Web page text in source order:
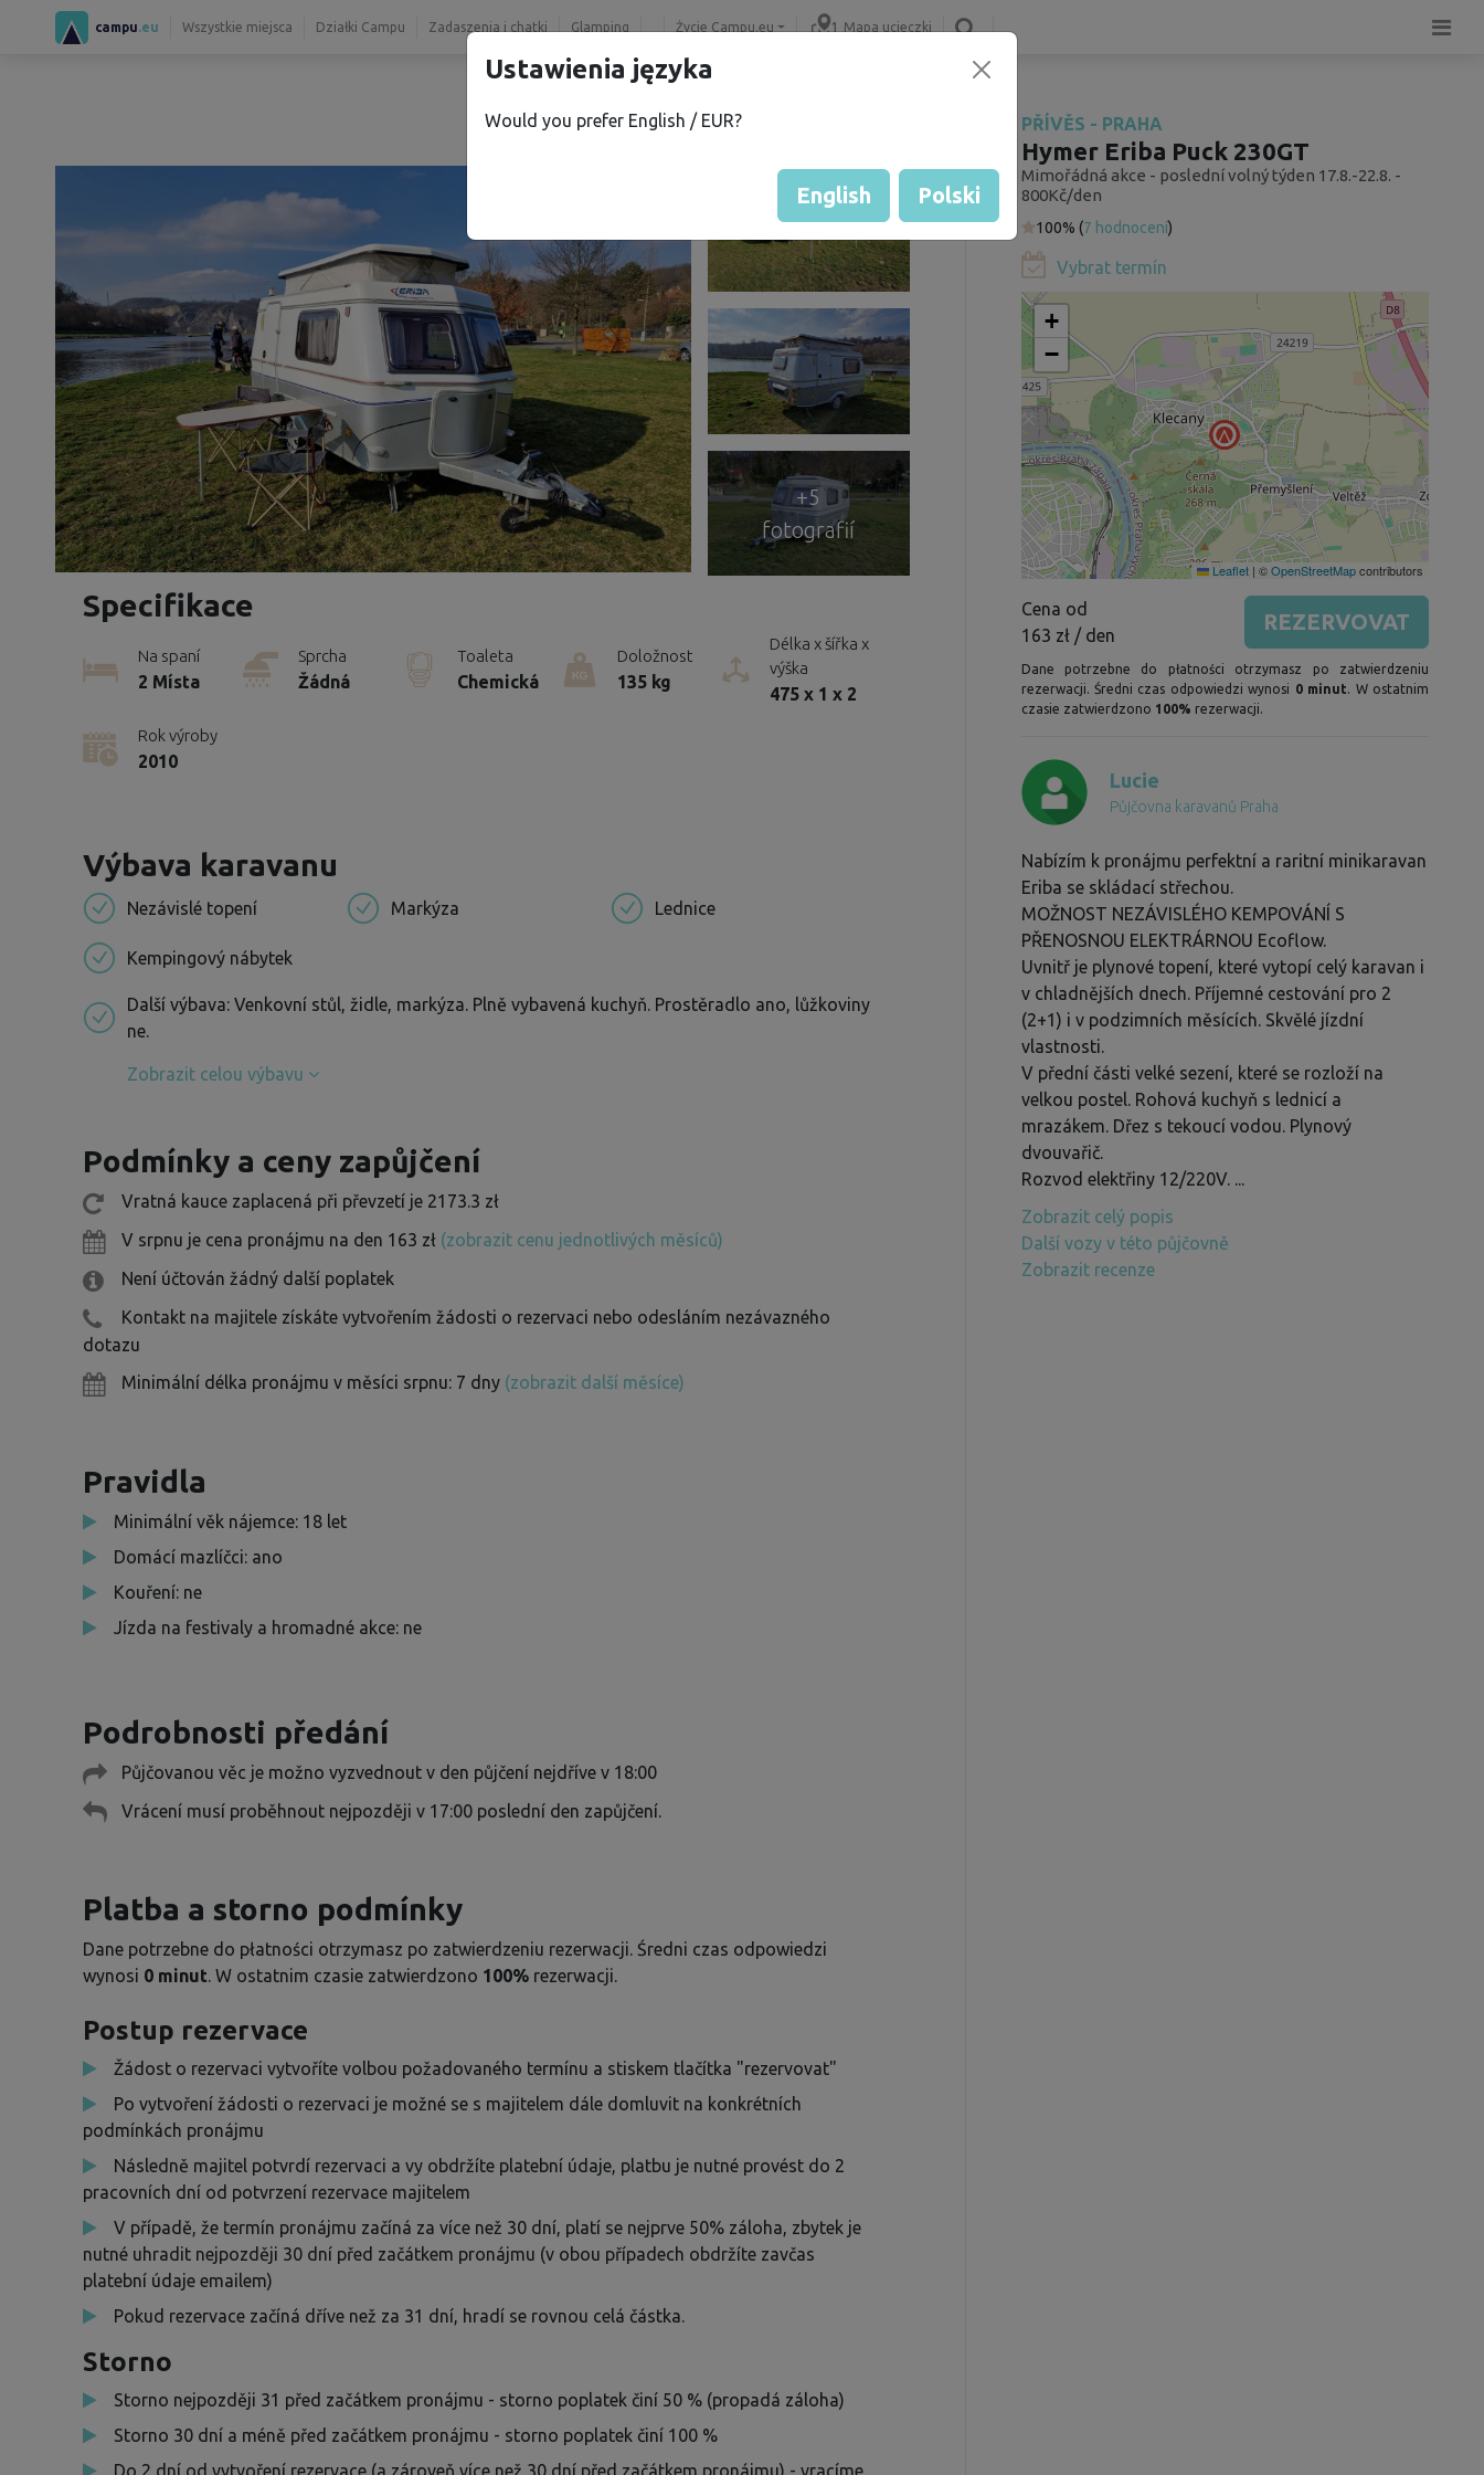
campu .eu Wszystkie miejsca Działki Campu Zadaszenia i chatki Glamping Życie Campu.eu Mapa ucieczki
PŘÍVĚS - PRAHA
Hymer Eriba Puck 230GT
Mimořádná akce - poslední volný týden 17.8.-22.8. -
800Kč/den
100% (7 hodnocení)
Vybrat termín
+
−
Leaflet | ©OpenStreetMapcontributors
Cena od
163 zł/ den
REZERVOVAT
Dane potrzebne do płatności otrzymasz po zatwierdzeniu
rezerwacji. Średni czas odpowiedzi wynosi 0 minut. W ostatnim
czasie zatwierdzono 100% rezerwacji.
Lucie
Půjčovna karavanů Praha
Nabízím k pronájmu perfektní a raritní minikaravan
Eriba se skládací střechou.
MOŽNOST NEZÁVISLÉHO KEMPOVÁNÍ S
PŘENOSNOU ELEKTRÁRNOU Ecoflow.
Uvnitř je plynové topení, které vytopí celý karavan i
v chladnějších dnech. Příjemné cestování pro 2
(2+1) i v podzimních měsících. Skvělé jízdní
vlastnosti.
V přední části velké sezení, které se rozloží na
velkou postel. Rohová kuchyň s lednicí a
mrazákem. Dřez s tekoucí vodou. Plynový
dvouvařič.
Rozvod elektřiny 12/220V. ...
Zobrazit celý popis
Další vozy v této půjčovně
Zobrazit recenze
+5
fotografií
Specifikace
Na spaní
2 Místa
Sprcha
Žádná
Toaleta
Chemická
Doložnost
135 kg
Délka x šířka x
výška
475 x 1 x 2
Rok výroby
2010
Výbava karavanu
Nezávislé topení Markýza Lednice
Kempingový nábytek
Další výbava: Venkovní stůl, židle, markýza. Plně vybavená kuchyň. Prostěradlo ano, lůžkoviny
ne.
Zobrazit celou výbavu
Podmínky a ceny zapůjčení
Vratná kauce zaplacená při převzetí je 2173.3 zł
V srpnu je cena pronájmu na den 163 zł (zobrazit cenu jednotlivých měsíců)
Není účtován žádný další poplatek
Kontakt na majitele získáte vytvořením žádosti o rezervaci nebo odesláním nezávazného
dotazu
Minimální délka pronájmu v měsíci srpnu: 7 dny (zobrazit další měsíce)
Pravidla
Minimální věk nájemce: 18 let
Domácí mazlíčci: ano
Kouření: ne
Jízda na festivaly a hromadné akce: ne
Podrobnosti předání
Půjčovanou věc je možno vyzvednout v den půjčení nejdříve v 18:00
Vrácení musí proběhnout nejpozději v 17:00 poslední den zapůjčení.
Platba a storno podmínky
Dane potrzebne do płatności otrzymasz po zatwierdzeniu rezerwacji. Średni czas odpowiedzi
wynosi 0 minut. W ostatnim czasie zatwierdzono 100% rezerwacji.
Postup rezervace
Žádost o rezervaci vytvoříte volbou požadovaného termínu a stiskem tlačítka "rezervovat"
Po vytvoření žádosti o rezervaci je možné se s majitelem dále domluvit na konkrétních
podmínkách pronájmu
Následně majitel potvrdí rezervaci a vy obdržíte platební údaje, platbu je nutné provést do 2
pracovních dní od potvrzení rezervace majitelem
V případě, že termín pronájmu začíná za více než 30 dní, platí se nejprve 50% záloha, zbytek je
nutné uhradit nejpozději 30 dní před začátkem pronájmu (v obou případech obdržíte zavčas
platební údaje emailem)
Pokud rezervace začíná dříve než za 31 dní, hradí se rovnou celá částka.
Storno
Storno nejpozději 31 před začátkem pronájmu - storno poplatek činí 50 % (propadá záloha)
Storno 30 dní a méně před začátkem pronájmu - storno poplatek činí 100 %
Do 2 dní od vytvoření rezervace (a zároveň více než 30 dní před začátkem pronájmu) - vracíme
Ustawienia języka
Would you prefer English / EUR?
English Polski